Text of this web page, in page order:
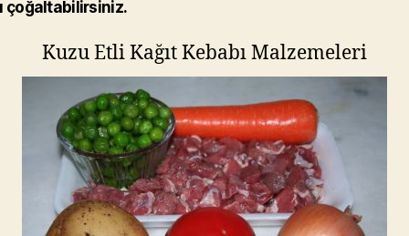
çoğaltabilirsiniz.
Kuzu Etli Kağıt Kebabı Malzemeleri